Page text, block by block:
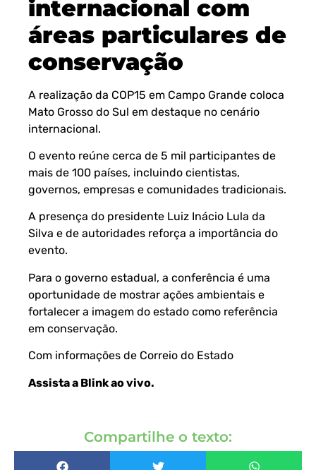
internacional com
áreas particulares de
conservação
A realização da COP15 em Campo Grande coloca
Mato Grosso do Sul em destaque no cenário
internacional.
O evento reúne cerca de 5 mil participantes de
mais de 100 países, incluindo cientistas,
governos, empresas e comunidades tradicionais.
A presença do presidente Luiz Inácio Lula da
Silva e de autoridades reforça a importância do
evento.
Para o governo estadual, a conferência é uma
oportunidade de mostrar ações ambientais e
fortalecer a imagem do estado como referência
em conservação.
Com informações de Correio do Estado
Assista a Blink ao vivo.
Compartilhe o texto: